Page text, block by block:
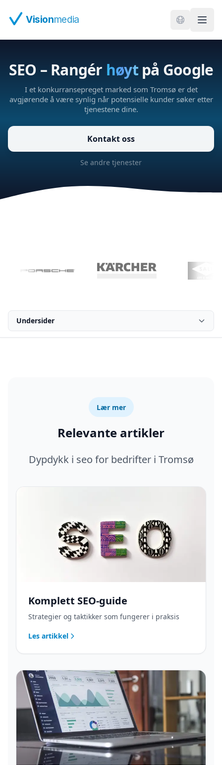
Visionmedia
SEO – Rangér høytpå Google
I et konkurransepreget marked som Tromsø er det
avgjørende å være synlig når potensielle kunder søker etter
tjenestene dine.
Kontakt oss
Se andre tjenester
Undersider
Lær mer
Relevante artikler
Dypdykk i seo for bedrifter i Tromsø
Komplett SEO-guide
Strategier og taktikker som fungerer i praksis
Les artikkel